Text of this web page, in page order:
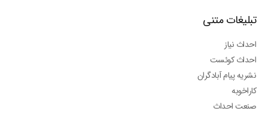
تبلیغات متنی
احداث نیاز
احداث کوئست
نشریه پیام آبادگران
کاراخوبه
صنعت احداث